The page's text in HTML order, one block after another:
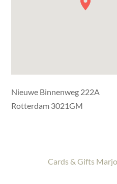
Nieuwe Binnenweg 222A
Rotterdam 3021GM
Cards & Gifts